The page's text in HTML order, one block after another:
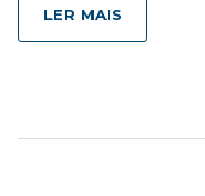
LER MAIS